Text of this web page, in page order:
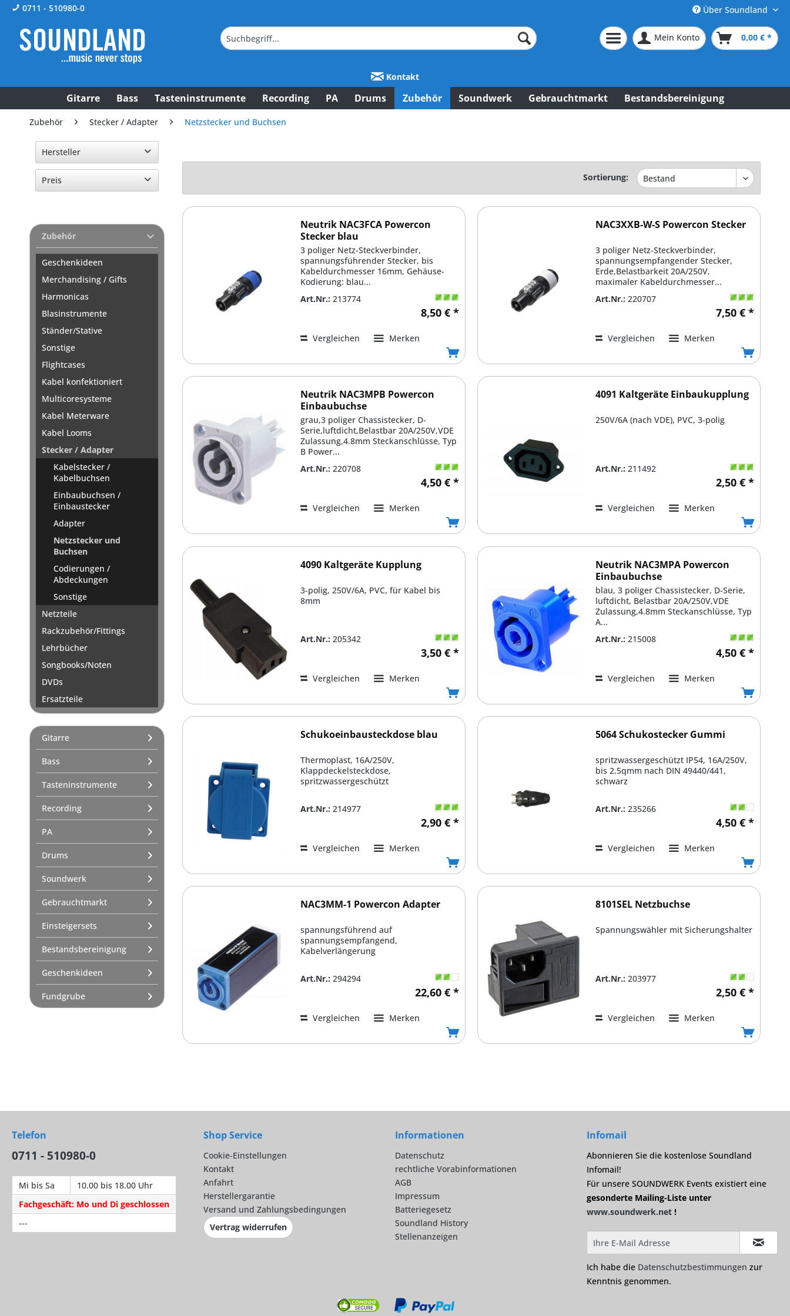
0711 - 510980-0 Über Soundland
Mein Konto 0,00 € *
Kontakt
Gitarre Bass Tasteninstrumente Recording PA Drums Zubehör Soundwerk Gebrauchtmarkt Bestandsbereinigung
Zubehör Stecker / Adapter Netzstecker und Buchsen
Hersteller
Adam Hall
Neutrik
Southwest Cables
Preis
Zubehör
Geschenkideen
Merchandising / Gifts
Harmonicas
Blasinstrumente
Ständer/Stative
Sonstige
Flightcases
Kabel konfektioniert
Multicoresysteme
Kabel Meterware
Kabel Looms
Stecker / Adapter
Kabelstecker /
Kabelbuchsen
Einbaubuchsen /
Einbaustecker
Adapter
Netzstecker und
Buchsen
Codierungen /
Abdeckungen
Sonstige
Netzteile
Rackzubehör/Fittings
Lehrbücher
Songbooks/Noten
DVDs
Ersatzteile
Gitarre
Bass
Tasteninstrumente
Recording
PA
Drums
Soundwerk
Gebrauchtmarkt
Einsteigersets
Bestandsbereinigung
Geschenkideen
Fundgrube
Sortierung:
Neutrik NAC3FCA Powercon
Stecker blau
3 poliger Netz-Steckverbinder,
spannungsführender Stecker, bis
Kabeldurchmesser 16mm, Gehäuse-
Kodierung: blau...
Art.Nr.: 213774
8,50 € *
Vergleichen Merken
NAC3XXB-W-S Powercon Stecker
3 poliger Netz-Steckverbinder,
spannungsempfangender Stecker,
Erde,Belastbarkeit 20A/250V,
maximaler Kabeldurchmesser...
Art.Nr.: 220707
7,50 € *
Vergleichen Merken
Neutrik NAC3MPB Powercon
Einbaubuchse
grau,3 poliger Chassistecker, D-
Serie,luftdicht,Belastbar 20A/250V,VDE
Zulassung,4.8mm Steckanschlüsse, Typ
B Power...
Art.Nr.: 220708
4,50 € *
Vergleichen Merken
4091 Kaltgeräte Einbaukupplung
250V/6A (nach VDE), PVC, 3-polig
Art.Nr.: 211492
2,50 € *
Vergleichen Merken
4090 Kaltgeräte Kupplung
3-polig, 250V/6A, PVC, für Kabel bis
8mm
Art.Nr.: 205342
3,50 € *
Vergleichen Merken
Neutrik NAC3MPA Powercon
Einbaubuchse
blau, 3 poliger Chassistecker, D-Serie,
luftdicht, Belastbar 20A/250V,VDE
Zulassung,4.8mm Steckanschlüsse, Typ
A...
Art.Nr.: 215008
4,50 € *
Vergleichen Merken
Schukoeinbausteckdose blau
Thermoplast, 16A/250V,
Klappdeckelsteckdose,
spritzwassergeschützt
Art.Nr.: 214977
2,90 € *
Vergleichen Merken
5064 Schukostecker Gummi
spritzwassergeschützt IP54, 16A/250V,
bis 2.5qmm nach DIN 49440/441,
schwarz
Art.Nr.: 235266
4,50 € *
Vergleichen Merken
NAC3MM-1 Powercon Adapter
spannungsführend auf
spannungsempfangend,
Kabelverlängerung
Art.Nr.: 294294
22,60 € *
Vergleichen Merken
8101SEL Netzbuchse
Spannungswähler mit Sicherungshalter
Art.Nr.: 203977
2,50 € *
Vergleichen Merken
Telefon
0711 - 510980-0
Mi bis Sa
10.00 bis 18.00 Uhr
Fachgeschäft: Mo und Di geschlossen
---
Shop Service
Cookie-Einstellungen
Kontakt
Anfahrt
Herstellergarantie
Versand und Zahlungsbedingungen
Vertrag widerrufen
Informationen
Datenschutz
rechtliche Vorabinformationen
AGB
Impressum
Batteriegesetz
Soundland History
Stellenanzeigen
Infomail
Abonnieren Sie die kostenlose Soundland
Infomail!
Für unsere SOUNDWERK Events existiert eine
gesonderte Mailing-Liste unter
www.soundwerk.net !
Ich habe die Datenschutzbestimmungen zur
Kenntnis genommen.